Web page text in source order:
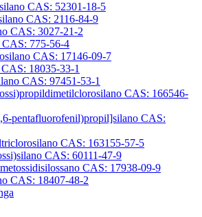
CAS: 52301-18-5
CAS: 2116-84-9
CAS: 3027-21-2
775-56-4
CAS: 17146-09-7
18035-33-1
CAS: 97451-53-1
CAS: 166546-
pentafluorofenil)propil]silano CAS:
CAS: 163155-57-5
CAS: 60111-47-9
CAS: 17938-09-9
CAS: 18407-48-2